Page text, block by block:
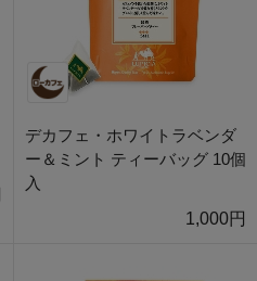
デカフェ・ホワイトラベンダ
ー＆ミント ティーバッグ 10個
入
1,000円